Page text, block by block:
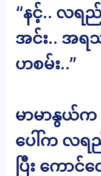
“နင့်.. လရ
အင်း.. အရ
ဟစမ်း..”
မာမာနွယ်
ပေါ်က လ
ပြီး ကော